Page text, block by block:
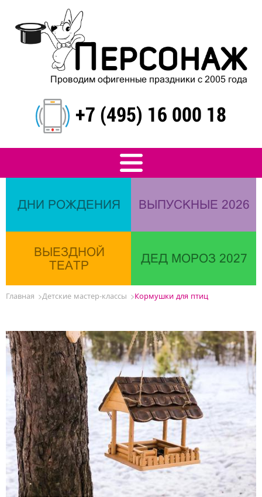
Проводим офигенные праздники с 2005 года
+7 (495) 16 000 18
ДНИ РОЖДЕНИЯ ВЫПУСКНЫЕ 2026
ВЫЕЗДНОЙ
ТЕАТР
ДЕД МОРОЗ 2027
Главная Детские мастер-классы Кормушки для птиц